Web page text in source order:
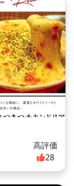
高評価
28